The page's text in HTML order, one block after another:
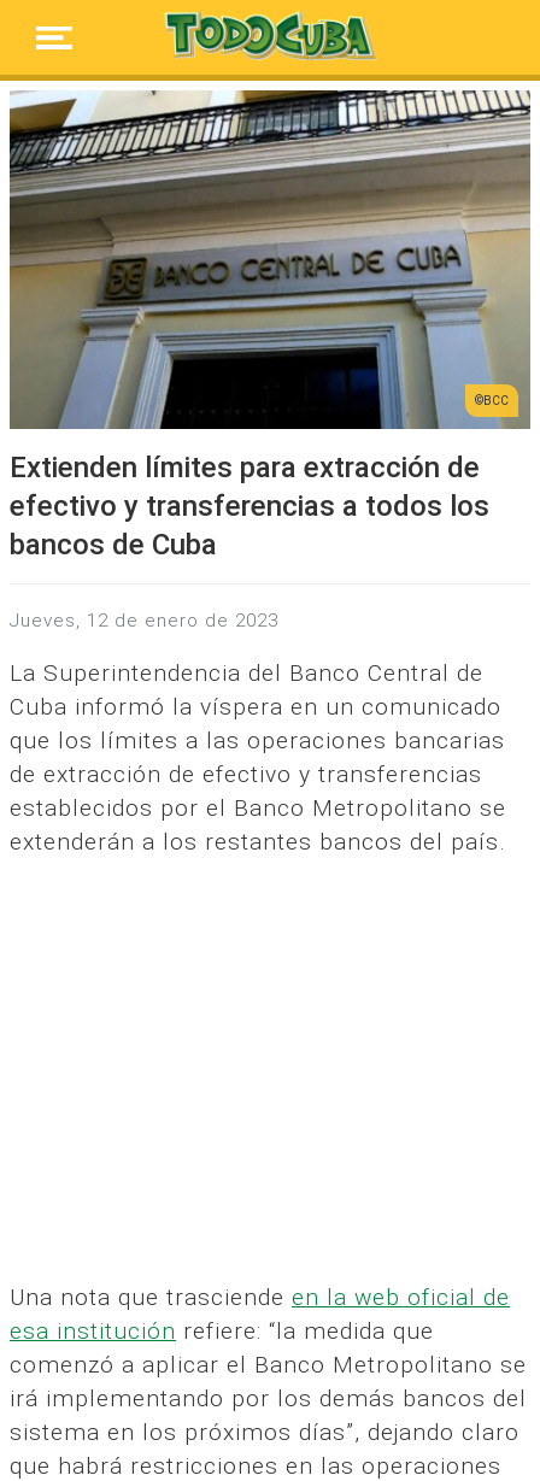
BCC
Extienden límites para extracción de
efectivo y transferencias a todos los
bancos de Cuba
jueves, 12 de enero de 2023
La Superintendencia del Banco Central de
Cuba informó la víspera en un comunicado
que los límites a las operaciones bancarias
de extracción de efectivo y transferencias
establecidos por el Banco Metropolitano se
extenderán a los restantes bancos del país.
Una nota que trasciende en la web oficial de
esa institución refiere: “la medida que
comenzó a aplicar el Banco Metropolitano se
irá implementando por los demás bancos del
sistema en los próximos días”, dejando claro
que habrá restricciones en las operaciones